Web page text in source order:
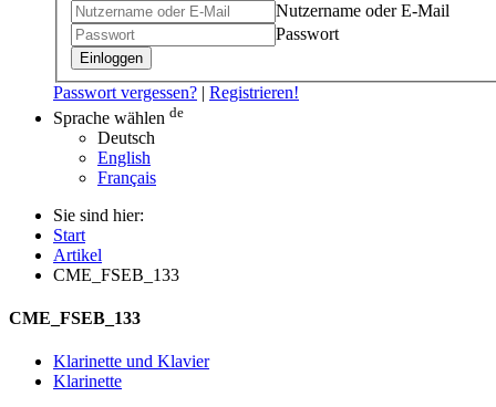
Nutzername oder E-Mail
Passwort
Einloggen
Passwort vergessen? | Registrieren!
Sprache wählen de
Deutsch
English
Français
Sie sind hier:
Start
Artikel
CME_FSEB_133
CME_FSEB_133
Klarinette und Klavier
Klarinette